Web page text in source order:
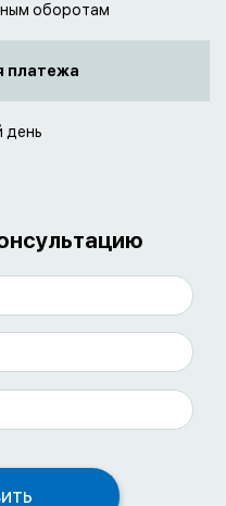
оборотам
платежа
день